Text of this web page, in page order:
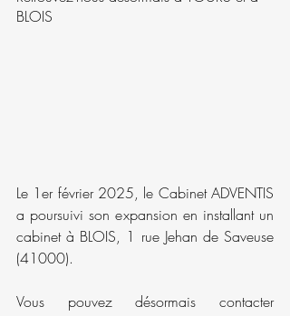
BLOIS
Le 1er février 2025, le Cabinet ADVENTIS
a poursuivi son expansion en installant un
cabinet à BLOIS, 1 rue Jehan de Saveuse
(41000).
Vous pouvez désormais contacter